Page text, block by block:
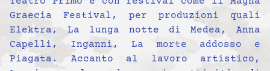
Graecia Festival, per produzioni quali
Elektra, La lunga notte di Medea, Anna
Capelli, Inganni, La morte addosso e
Piagata. Accanto al lavoro artistico,